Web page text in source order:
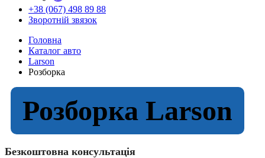
+38 (067) 498 89 88
Зворотній звязок
Головна
Каталог авто
Larson
Розборка
Розборка Larson
Безкоштовна консультація